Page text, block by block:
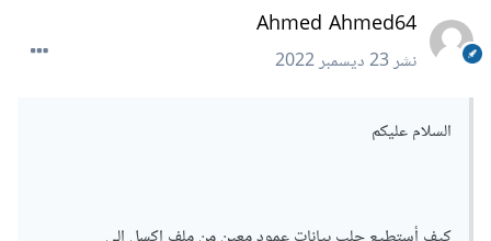
Ahmed Ahmed64
نشر23 ديسمبر 2022
السلام عليكم